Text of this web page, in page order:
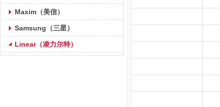
Maxim（美信）
Samsung（三星）
Linear（凌力尔特）